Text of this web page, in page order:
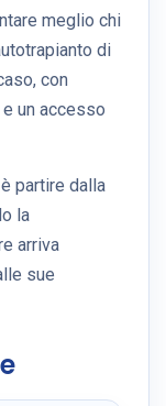
meglio chi
di
con
un accesso
partire dalla
la
arriva
sue